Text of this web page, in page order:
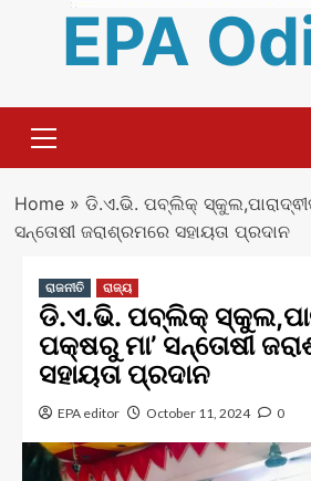
EPA
Menu
Home» ଡି.ଏ.ଭି. ପବ୍ଲିକ୍
ସନ୍ତୋଷୀ ଜରାଶ୍ରମରେ ସହାୟତା ପ୍ରଦାନ
ରାଜନୀତି ରାଜ୍ୟ
ଡି.ଏ.ଭି. ପବ୍ଲିକ୍
ପକ୍ଷରୁ ମା’ ସନ୍ତୋଷୀ
ସହାୟତା ପ୍ରଦାନ
EPA editor October 11, 2024 0